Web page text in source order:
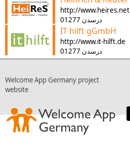
http://www.heires.net
01277 درسدن
IT hilft gGmbH
http://www.it-hilft.de
01277 درسدن
Welcome App Germany project
website